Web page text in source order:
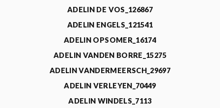
ADELIN DE VOS_126867
ADELIN ENGELS_121541
ADELIN OPSOMER_16174
ADELIN VANDEN BORRE_15275
ADELIN VANDERMEERSCH_29697
ADELIN VERLEYEN_70449
ADELIN WINDELS_7113